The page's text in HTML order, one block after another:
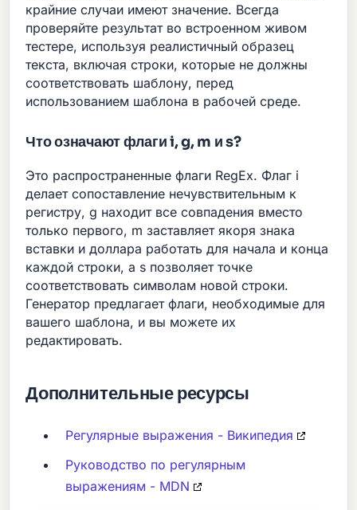
крайние случаи имеют значение. Всегда
проверяйте результат во встроенном живом
тестере, используя реалистичный образец
текста, включая строки, которые не должны
соответствовать шаблону, перед
использованием шаблона в рабочей среде.
Что означают флаги i, g, m и s?
Это распространенные флаги RegEx. Флаг i
делает сопоставление нечувствительным к
регистру, g находит все совпадения вместо
только первого, m заставляет якоря знака
вставки и доллара работать для начала и конца
каждой строки, а s позволяет точке
соответствовать символам новой строки.
Генератор предлагает флаги, необходимые для
вашего шаблона, и вы можете их
редактировать.
Дополнительные ресурсы
Регулярные выражения - Википедия
Руководство по регулярным
выражениям - MDN